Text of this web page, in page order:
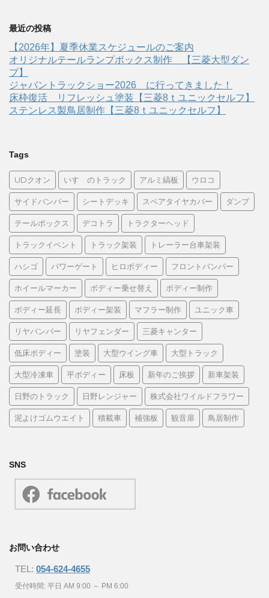
最近の投稿
【2026年】夏季休業スケジュールのご案内
オリジナルテールランプボックス制作 【三菱大型ダン
プ】
ジャパントラックショー2026 に行ってきました！
床枠復活 リフレッシュ塗装【三菱8ｔユニックセルフ】
ステンレス製鳥居制作【三菱8ｔユニックセルフ】
Tags
UDクオン いすゞのトラック アルミ縞板 ウロコ
サイドバンパー シートデッキ スペアタイヤカバー ダンプ
テールボックス デコトラ トラクターヘッド
トラックイベント トラック架装 トレーラー台車架装
ハシゴ パワーゲート ヒロボディー フロントバンパー
ホイールマーカー ボディー乗せ替え ボディー制作
ボディー延長 ボディー架装 マフラー制作 ユニック車
リヤバンパー リヤフェンダー 三菱キャンター
低床ボディー 塗装 大型ウイング車 大型トラック
大型冷凍車 平ボディー 床板 新年のご挨拶 新車架装
日野のトラック 日野レンジャー 株式会社ワイルドフラワー
泥よけゴムウエイト 積載車 補強板 観音扉 鳥居制作
SNS
お問い合わせ
TEL: 054-624-4655
受付時間: 平日 AM 9:00 ～ PM 6:00